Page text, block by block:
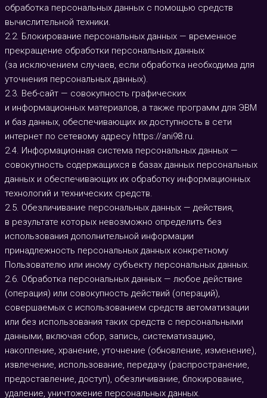
обработка персональных данных с помощью средств
вычислительной техники.
2.2. Блокирование персональных данных — временное
прекращение обработки персональных данных
(за исключением случаев, если обработка необходима для
уточнения персональных данных).
2.3. Веб-сайт — совокупность графических
и информационных материалов, а также программ для ЭВМ
и баз данных, обеспечивающих их доступность в сети
интернет по сетевому адресу https://ani98.ru.
2.4. Информационная система персональных данных —
совокупность содержащихся в базах данных персональных
данных и обеспечивающих их обработку информационных
технологий и технических средств.
2.5. Обезличивание персональных данных — действия,
в результате которых невозможно определить без
использования дополнительной информации
принадлежность персональных данных конкретному
Пользователю или иному субъекту персональных данных.
2.6. Обработка персональных данных — любое действие
(операция) или совокупность действий (операций),
совершаемых с использованием средств автоматизации
или без использования таких средств с персональными
данными, включая сбор, запись, систематизацию,
накопление, хранение, уточнение (обновление, изменение),
извлечение, использование, передачу (распространение,
предоставление, доступ), обезличивание, блокирование,
удаление, уничтожение персональных данных.